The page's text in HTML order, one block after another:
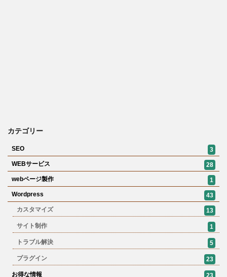
カテゴリー
SEO
3
WEBサービス
28
webページ製作
1
Wordpress
43
カスタマイズ
13
サイト制作 1
トラブル解決 5
プラグイン 23
お得な情報
23